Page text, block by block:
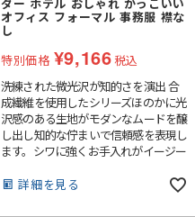
オフィス フォーマル 事務服 襟な
し
特別価格 ¥9,166税込
洗練された微光沢が知的さを演出 合
成繊維を使用したシリーズほのかに光
沢感のある生地がモダンなムードを醸
し出し知的な佇まいで信頼感を表現し
ます。シワに強くお手入れがイージー
詳細を見る